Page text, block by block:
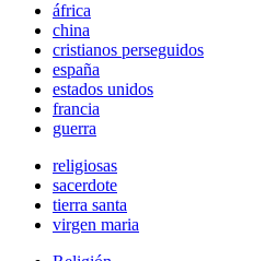
áfrica
china
cristianos perseguidos
españa
estados unidos
francia
guerra
religiosas
sacerdote
tierra santa
virgen maria